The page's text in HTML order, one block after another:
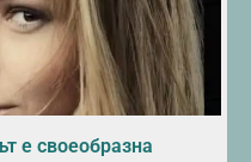
е своеобразна